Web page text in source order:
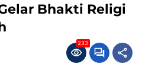
Bhakti Religi
233